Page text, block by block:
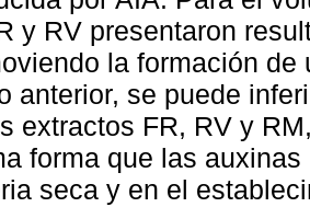
y RV presentaron
la formación
anterior, se puede
extractos FR, RV y
forma que las
seca y en el